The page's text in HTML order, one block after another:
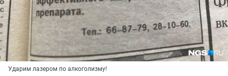
Ударим лазером по алкоголизму!